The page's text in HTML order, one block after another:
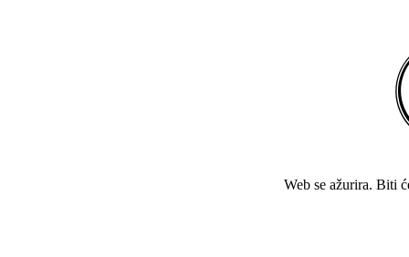
Web se ažurira. Biti